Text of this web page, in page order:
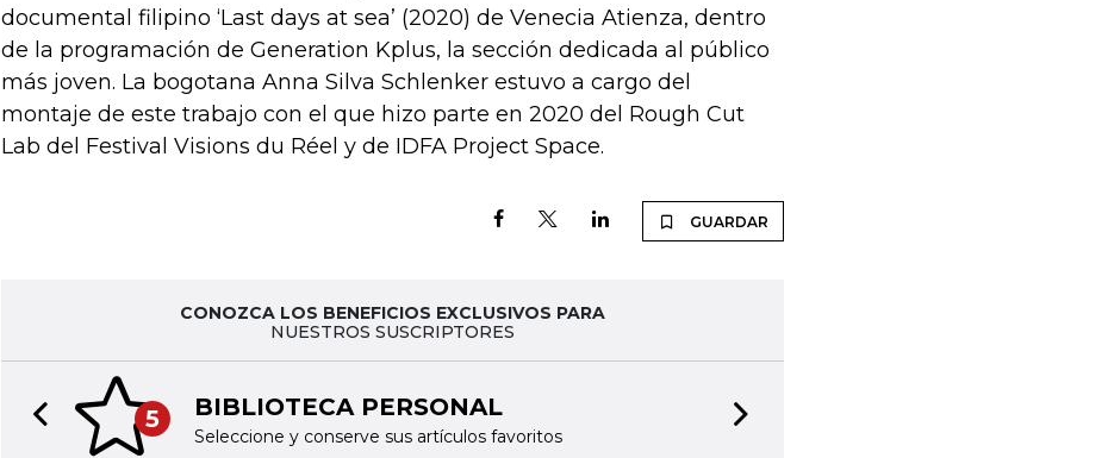
documental filipino ‘Last days at sea’ (2020) de Venecia Atienza, dentro
de la programación de Generation Kplus, la sección dedicada al público
más joven. La bogotana Anna Silva Schlenker estuvo a cargo del
montaje de este trabajo con el que hizo parte en 2020 del Rough Cut
Lab del Festival Visions du Réel y de IDFA Project Space.
GUARDAR
CONOZCA LOS BENEFICIOS EXCLUSIVOS PARA
NUESTROS SUSCRIPTORES
5 BIBLIOTECA PERSONAL
Seleccione y conserve sus artículos favoritos
Previous slide